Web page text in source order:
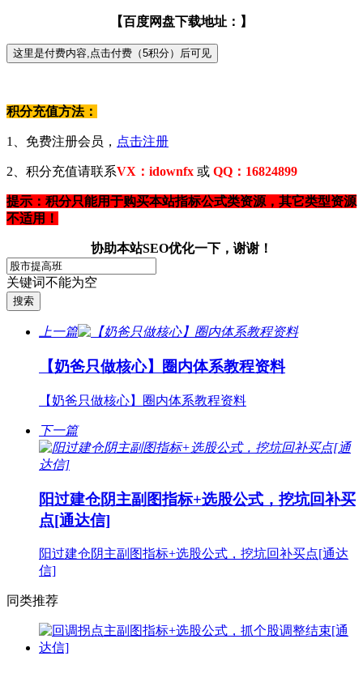
【百度网盘下载地址：】
积分充值方法：
1、免费注册会员， 点击注册
2、积分充值请联系VX：idownfx 或 QQ：16824899
提示：积分只能用于购买本站指标公式类资源，其它类型资源
不适用！
协助本站SEO优化一下，谢谢！
关键词不能为空
上一篇
【奶爸只做核心】圈内体系教程资料
【奶爸只做核心】圈内体系教程资料
下一篇
阳过建仓阴主副图指标+选股公式，挖坑回补买
点[通达信]
阳过建仓阴主副图指标+选股公式，挖坑回补买点[通达
信]
同类推荐